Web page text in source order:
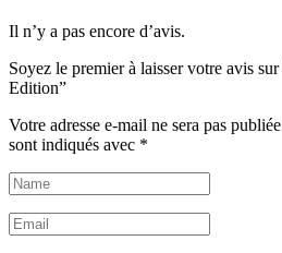
Il n’y a pas encore d’avis.
Soyez le premier à laisser votre avis
Edition”
Votre adresse e-mail ne sera pas
sont indiqués avec *